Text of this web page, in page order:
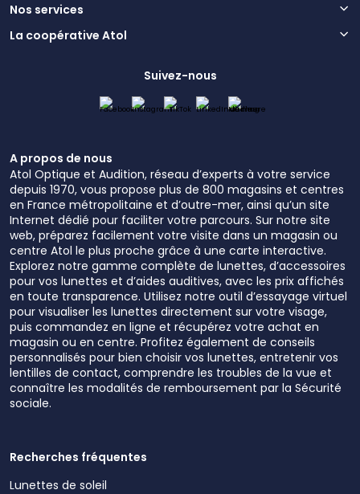
Nos services
La coopérative Atol
Suivez-nous
A propos de nous
Atol Optique et Audition, réseau d’experts à votre service
depuis 1970, vous propose plus de 800 magasins et centres
en France métropolitaine et d’outre-mer, ainsi qu’un site
Internet dédié pour faciliter votre parcours. Sur notre site
web, préparez facilement votre visite dans un magasin ou
centre Atol le plus proche grâce à une carte interactive.
Explorez notre gamme complète de lunettes, d’accessoires
pour vos lunettes et d’aides auditives, avec les prix affichés
en toute transparence. Utilisez notre outil d’essayage virtuel
pour visualiser les lunettes directement sur votre visage,
puis commandez en ligne et récupérez votre achat en
magasin ou en centre. Profitez également de conseils
personnalisés pour bien choisir vos lunettes, entretenir vos
lentilles de contact, comprendre les troubles de la vue et
connaître les modalités de remboursement par la Sécurité
sociale.
Recherches fréquentes
Lunettes de soleil